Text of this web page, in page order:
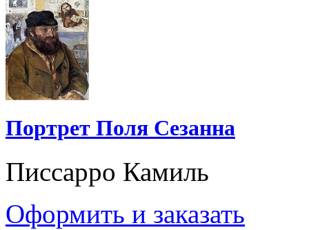
Портрет Поля Сезанна
Писсарро Камиль
Оформить и заказать